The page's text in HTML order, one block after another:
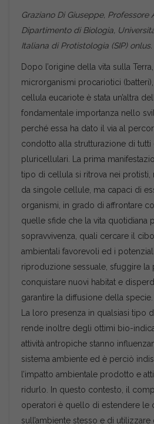
Graziano Di Giuseppe, Professore
Dipartimento di Biologia,
Italiana di Protistologia (SIP) onlus.
Dopo l’origine della vita sulla
microrganismi procariotici
cellula eucariote è stata un’altra
fondamentale importanza nello
perché essa ha dato il via al
condotto alla strutturazione di tutti
pluricellulari. La prima
tipo di cellula si ritrova nei
da singole cellule, ma capaci di
organismi, in grado di affrontare
quelle sfide che la vita quotidiana
sopravvivenza, quali cercare il
ambientali favorevoli ed i
riproduzione sessuale, sfuggire la
conquistare nuovi habitat e
garantire la diffusione della specie.
La loro presenza in qualsiasi tipo
rende inoltre degli ottimi bio-
attività antropiche stanno
sistema ambiente ed è perciò
l’impatto ambientale prodotto e
ridurlo. In questo contesto, il
operatori è quello di estendere le
sull’ambiente stesso e di